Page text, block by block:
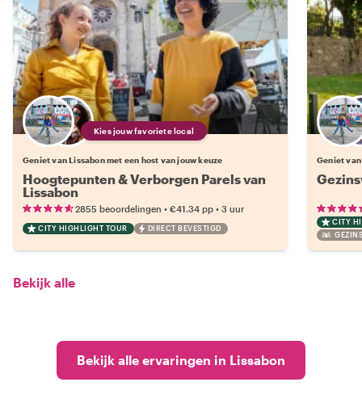
Kies jouw favoriete local
Geniet van Lissabon met een host van jouw keuze
Hoogtepunten & Verborgen Parels van
Lissabon
2855 beoordelingen • €41.34 pp • 3 uur
CITY HIGHLIGHT TOUR DIRECT BEVESTIGD
Geniet
CITY
Bekijk alle
Bekijk alle ervaringen in Lissabon